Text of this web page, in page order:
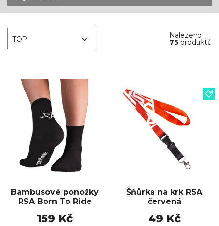
Nalezeno
75 produktů
TOP
Bambusové ponožky
RSA Born To Ride
159 Kč
Šňůrka na krk RSA
červená
49 Kč